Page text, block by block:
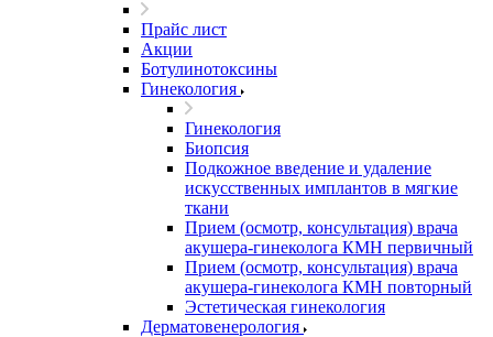
Прайс лист
Акции
Ботулинотоксины
Гинекология
Гинекология
Биопсия
Подкожное введение и удаление
искусственных имплантов в мягкие
ткани
Прием (осмотр, консультация) врача
акушера-гинеколога КМН первичный
Прием (осмотр, консультация) врача
акушера-гинеколога КМН повторный
Эстетическая гинекология
Дерматовенерология